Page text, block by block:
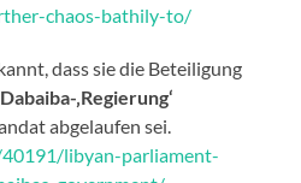
chaos-bathily-to/
dass sie die Beteiligung
‚Regierung‘
abgelaufen sei.
libyan-parliament-